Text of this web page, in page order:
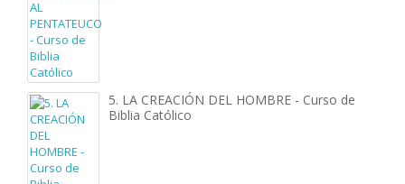
5. LA CREACIÓN DEL HOMBRE - Curso de
Biblia Católico